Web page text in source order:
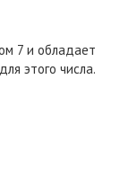
7 и обладает
этого числа.